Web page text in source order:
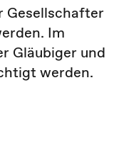
Gesellschafter
Im
Gläubiger und
werden.